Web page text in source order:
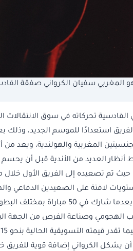
المغربي سفيان الكرواني صفقة
تحركاته في سوق الانتقالات
المغربية والهولندية، ويعد من
أنظار العديد من الأندية قبل أن
أن يشكل الكرواني إضافة قوية